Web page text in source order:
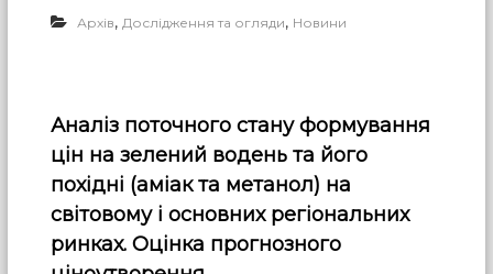
Архів,Дослідження та огляди, Новини
Аналіз поточного стану формування
цін на зелений водень та його
похідні (аміак та метанол) на
світовому і основних регіональних
ринках. Оцінка прогнозного